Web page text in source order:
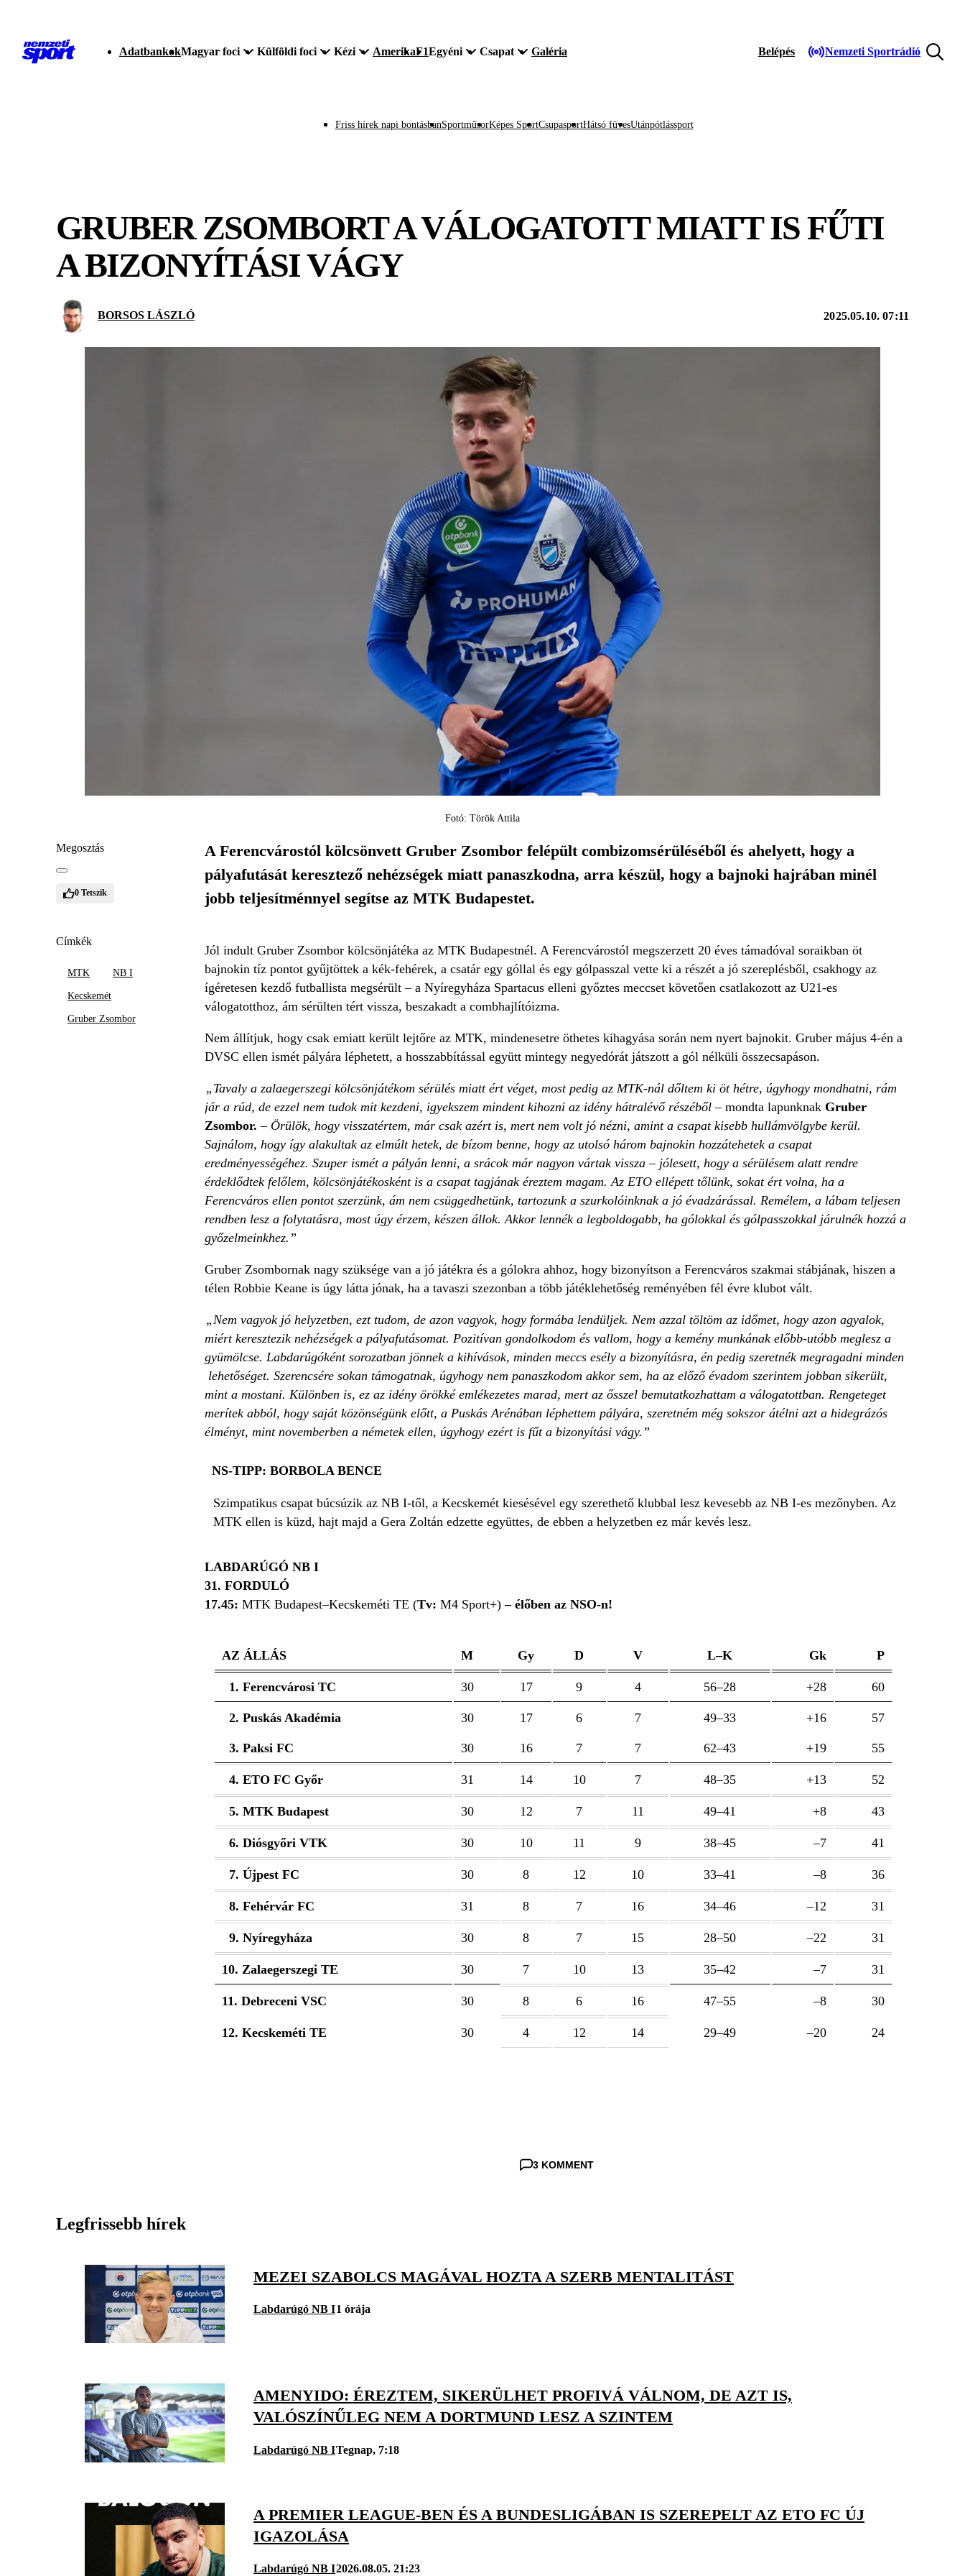
AdatbankokMagyar foci Külföldi foci Kézi AmerikaF1Egyéni Csapat Galéria Belépés Nemzeti Sportrádió
Friss hírek napi bontásbanSportműsorKépes SportCsupasportHátsó füvesUtánpótlássport
GRUBER ZSOMBORT A VÁLOGATOTT MIATT IS FŰTI
A BIZONYÍTÁSI VÁGY
BORSOS LÁSZLÓ 2025.05.10. 07:11
Fotó: Török Attila
Megosztás
0 Tetszik
Címkék
MTK NB I
Kecskemét
Gruber Zsombor
A Ferencvárostól kölcsönvett Gruber Zsombor felépült combizomsérüléséből és ahelyett, hogy a
pályafutását keresztező nehézségek miatt panaszkodna, arra készül, hogy a bajnoki hajrában minél
jobb teljesítménnyel segítse az MTK Budapestet.
Jól indult Gruber Zsombor kölcsönjátéka az MTK Budapestnél. A Ferencvárostól megszerzett 20 ­éves támadóval soraikban öt
bajnokin tíz pontot gyűjtöttek a kék-fehérek, a csatár egy góllal és egy gólpasszal vette ki a részét a jó szereplésből, csakhogy az
ígéretesen kezdő futballista megsérült – a Nyíregyháza Spartacus elleni győztes meccset követően csatlakozott az U21-es
válogatotthoz, ám sérülten tért vissza, beszakadt a combhajlítóizma.
Nem állítjuk, hogy csak emiatt került lejtőre az MTK, mindenesetre öthetes kihagyása során nem nyert bajnokit. Gruber május 4-én a
DVSC ellen ismét pályára léphetett, a hosszabbítással együtt mintegy negyedórát játszott a gól nélküli összecsapáson.
„Tavaly a zalaegerszegi kölcsönjátékom sérülés miatt ért véget, most pedig az MTK-nál dőltem ki öt hétre, úgyhogy mondhatni, rám
jár a rúd, de ezzel nem tudok mit kezdeni, igyekszem mindent kihozni az idény hátralévő részéből– mondta lapunknakGruber
Zsombor. – Örülök, hogy visszatértem, már csak azért is, mert nem volt jó nézni, amint a csapat kisebb hullámvölgybe kerül.
Sajnálom, hogy így alakultak az elmúlt hetek, de bízom benne, hogy az utolsó három bajnokin hozzátehetek a csapat
eredményességéhez. Szuper ismét a pályán lenni, a srácok már nagyon vártak vissza – jólesett, hogy a sérülésem alatt rendre
érdeklődtek felőlem, kölcsönjátékosként is a csapat tagjának éreztem magam. Az ETO ellépett tőlünk, sokat ért volna, ha a
Ferencváros ellen pontot szerzünk, ám nem csüggedhetünk, tartozunk a szurkolóinknak a jó évadzárással. Remélem, a lábam teljesen
rendben lesz a folytatásra, most úgy érzem, készen állok. Akkor lennék a legboldogabb, ha gólokkal és gólpasszokkal járulnék hozzá a
győzelmeinkhez.”
Gruber Zsombornak nagy szüksége van a jó játékra és a gólokra ahhoz, hogy bizonyítson a Ferencváros szakmai stábjának, hiszen a
télen Robbie Keane is úgy látta jónak, ha a tavaszi szezonban a több játéklehetőség reményében fél évre klubot vált.
„Nem vagyok jó helyzetben, ezt tudom, de azon vagyok, hogy formába lendüljek. Nem azzal töltöm az időmet, hogy azon agyalok,
miért keresztezik nehézségek a pályafutásomat. Pozitívan gondolkodom és vallom, hogy a kemény munkának előbb-utóbb meglesz a
gyümölcse. Labdarúgóként sorozatban jönnek a kihívások, minden meccs esély a bizonyításra, én pedig szeretnék megragadni minden
lehetőséget. Szerencsére sokan támogatnak, úgyhogy nem panaszkodom akkor sem, ha az előző évadom szerintem jobban sikerült,
mint a mostani. Különben is, ez az idény örökké emlékezetes marad, mert az ősszel bemutatkozhattam a válogatottban. Rengeteget
merítek abból, hogy saját közönségünk előtt, a Puskás Arénában léphettem pályára, szeretném még sokszor átélni azt a hidegrázós
élményt, mint novemberben a németek ellen, úgyhogy ezért is fűt a bizonyítási vágy.”
Szimpatikus csapat búcsúzik az NB I-től, a Kecskemét kiesésével egy szerethető klubbal lesz kevesebb az NB I-es mezőnyben. Az
MTK ellen is küzd, hajt majd a Gera Zoltán edzette együttes, de ebben a helyzetben ez már kevés lesz.
NS-TIPP: BORBOLA BENCE
LABDARÚGÓ NB I
31. FORDULÓ
17.45: MTK Budapest–Kecskeméti TE (Tv: M4 Sport+)– élőben az NSO-n!
AZ ÁLLÁS M Gy D V L–K Gk P
1. Ferencvárosi TC 30 17 9 4 56–28 +28 60
2. Puskás Akadémia 30 17 6 7 49–33 +16 57
3. Paksi FC 30 16 7 7 62–43 +19 55
4. ETO FC Győr 31 14 10 7 48–35 +13 52
5. MTK Budapest 30 12 7 11 49–41 +8 43
6. Diósgyőri VTK 30 10 11 9 38–45 –7 41
7. Újpest FC 30 8 12 10 33–41 –8 36
8. Fehérvár FC 31 8 7 16 34–46 –12 31
9. Nyíregyháza 30 8 7 15 28–50 –22 31
10. Zalaegerszegi TE 30 7 10 13 35–42 –7 31
11. Debreceni VSC 30 8 6 16 47–55 –8 30
12. Kecskeméti TE 30 4 12 14 29–49 –20 24
3 KOMMENT
Legfrissebb hírek
MEZEI SZABOLCS MAGÁVAL HOZTA A SZERB MENTALITÁST
Labdarúgó NB I1 órája
AMENYIDO: ÉREZTEM, SIKERÜLHET PROFIVÁ VÁLNOM, DE AZT IS,
VALÓSZÍNŰLEG NEM A DORTMUND LESZ A SZINTEM
Labdarúgó NB ITegnap, 7:18
A PREMIER LEAGUE-BEN ÉS A BUNDESLIGÁBAN IS SZEREPELT AZ ETO FC ÚJ
IGAZOLÁSA
Labdarúgó NB I2026.08.05. 21:23